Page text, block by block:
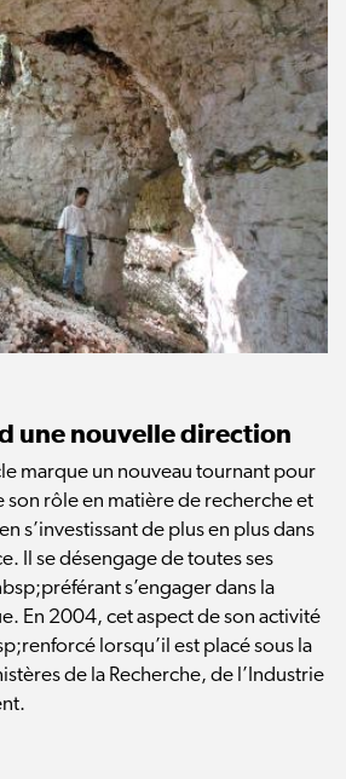
une nouvelle direction
marque un nouveau tournant pour
son rôle en matière de recherche et
s’investissant de plus en plus dans
Il se désengage de toutes ses
s’engager dans la
En 2004, cet aspect de son activité
lorsqu’il est placé sous la
de la Recherche, de l’Industrie